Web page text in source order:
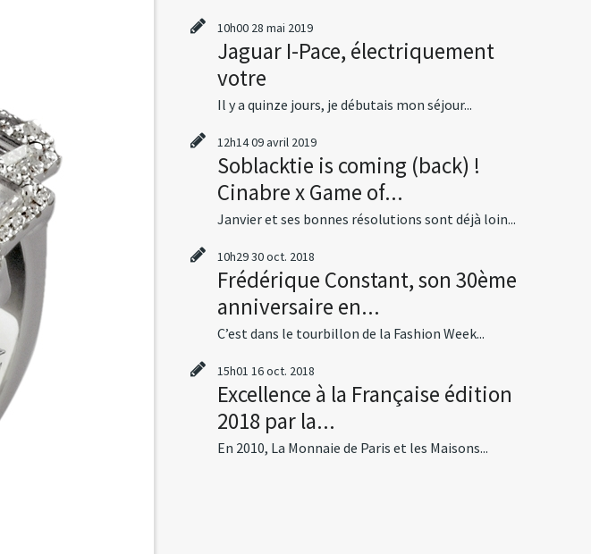
10h00 28 mai 2019
Jaguar I-Pace, électriquement
votre
Il y a quinze jours, je débutais mon séjour...
12h1409avril 2019
Soblacktie is coming (back) !
Cinabre x Game of...
Janvier et ses bonnes résolutions sont déjà loin...
10h2930oct. 2018
Frédérique Constant, son 30ème
anniversaire en...
C’est dans le tourbillon de la Fashion Week...
15h01 16oct. 2018
Excellence à la Française édition
2018 par la...
En 2010, La Monnaie de Paris et les Maisons...